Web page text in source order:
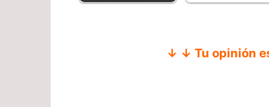
↓ ↓ Tu opinión